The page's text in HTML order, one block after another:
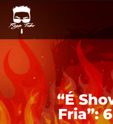
“É
Fria”: